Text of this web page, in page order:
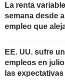
La renta
semana desde
empleo que
EE. UU. sufre
empleos en
las